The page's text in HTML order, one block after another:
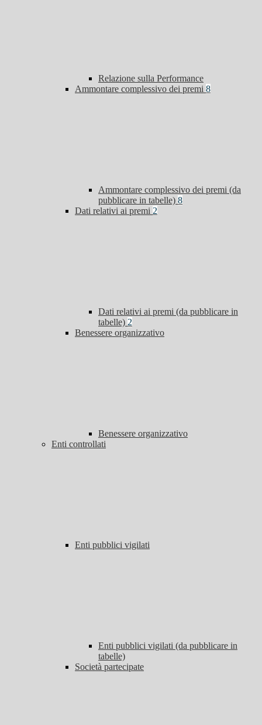
Relazione sulla Performance
Ammontare complessivo dei premi 8
Ammontare complessivo dei premi (da
pubblicare in tabelle) 8
Dati relativi ai premi 2
Dati relativi ai premi (da pubblicare in
tabelle) 2
Benessere organizzativo
Benessere organizzativo
Enti controllati
Enti pubblici vigilati
Enti pubblici vigilati (da pubblicare in
tabelle)
Società partecipate